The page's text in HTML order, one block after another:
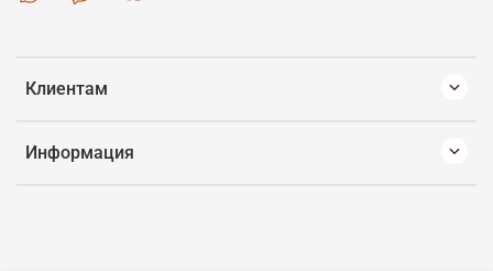
Клиентам
Информация